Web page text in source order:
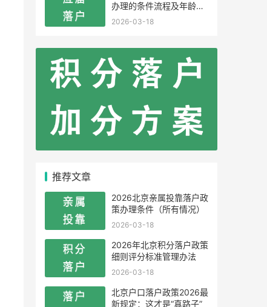
办理的条件流程及年龄限
制
2026-03-18
推荐文章
2026北京亲属投靠落户政
策办理条件（所有情况）
2026-03-18
2026年北京积分落户政策
细则评分标准管理办法
2026-03-18
北京户口落户政策2026最
新规定：这才是“真路子”